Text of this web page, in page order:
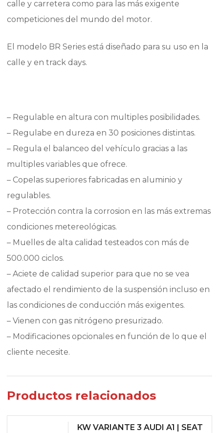
calle y carretera como para las más exigente
competiciones del mundo del motor.
El modelo BR Series está diseñado para su uso en la
calle y en track days.
– Regulable en altura con multiples posibilidades.
– Regulabe en dureza en 30 posiciones distintas.
– Regula el balanceo del vehículo gracias a las
multiples variables que ofrece.
– Copelas superiores fabricadas en aluminio y
regulables.
– Protección contra la corrosion en las más extremas
condiciones metereológicas.
– Muelles de alta calidad testeados con más de
500.000 ciclos.
– Aciete de calidad superior para que no se vea
afectado el rendimiento de la suspensión incluso en
las condiciones de conducción más exigentes.
– Vienen con gas nitrógeno presurizado.
– Modificaciones opcionales en función de lo que el
cliente necesite.
Productos relacionados
KW VARIANTE 3 AUDI A1 | SEAT